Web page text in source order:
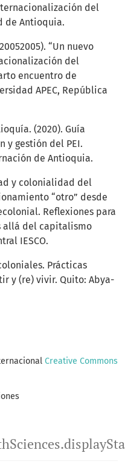
del
de Antioquia.
“Un nuevo
del
encuentro de
APEC, República
(2020). Guía
y gestión del PEI.
de Antioquia.
y colonialidad del
“otro” desde
Reflexiones para
allá del capitalismo
IESCO.
Prácticas
y (re) vivir. Quito: Abya-
Creative Commons